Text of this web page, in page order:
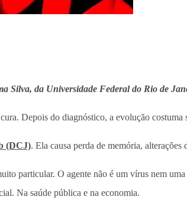
Silva, da Universidade Federal do Rio de
Depois do diagnóstico, a evolução costuma
(DCJ). Ela causa perda de memória,
particular. O agente não é um vírus nem
Na saúde pública e na economia.